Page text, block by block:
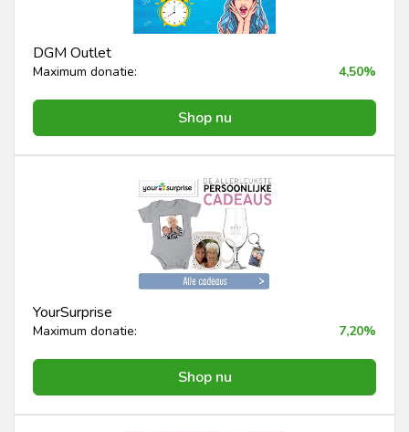
DGM Outlet
Maximum donatie: 4,50%
Shop nu
YourSurprise
Maximum donatie: 7,20%
Shop nu